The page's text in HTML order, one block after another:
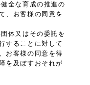
全な育成の推進の
、お客様の同意を
体又はその委託を
することに対して
お客様の同意を得
を及ぼすおそれが